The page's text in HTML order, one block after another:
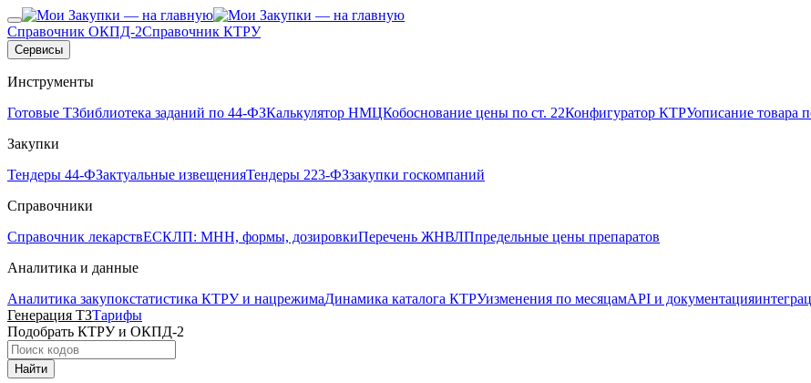
Справочник ОКПД-2Справочник КТРУ
Сервисы
Инструменты
Готовые ТЗбиблиотека заданий по 44-ФЗКалькулятор НМЦКобоснование цены по ст. 22Конфигуратор КТРУописание товара
Закупки
Тендеры 44-ФЗактуальные извещенияТендеры 223-ФЗзакупки госкомпаний
Справочники
Справочник лекарствЕСКЛП: МНН, формы, дозировкиПеречень ЖНВЛПпредельные цены препаратов
Аналитика и данные
Аналитика закупокстатистика КТРУ и нацрежимаДинамика каталога КТРУизменения по месяцамAPI и документация
Генерация ТЗТарифы
Подобрать КТРУ и ОКПД-2
Найти